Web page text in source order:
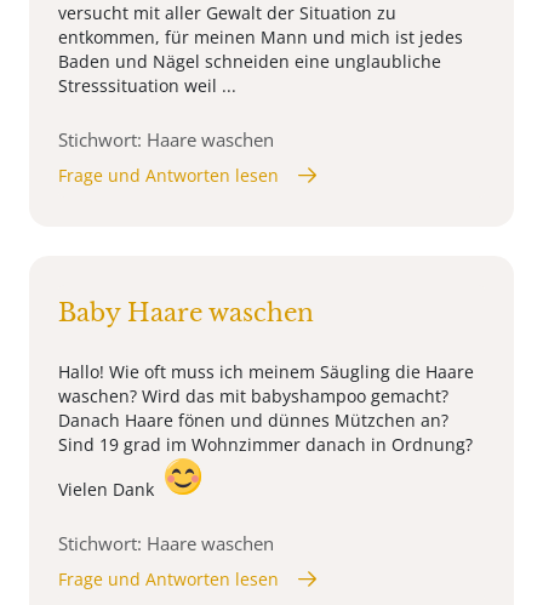
versucht mit aller Gewalt der Situation zu
entkommen, für meinen Mann und mich ist jedes
Baden und Nägel schneiden eine unglaubliche
Stresssituation weil ...
Stichwort: Haare waschen
Frage und Antworten lesen
Baby Haare waschen
Hallo! Wie oft muss ich meinem Säugling die Haare
waschen? Wird das mit babyshampoo gemacht?
Danach Haare fönen und dünnes Mützchen an?
Sind 19 grad im Wohnzimmer danach in Ordnung?
Vielen Dank
Stichwort: Haare waschen
Frage und Antworten lesen